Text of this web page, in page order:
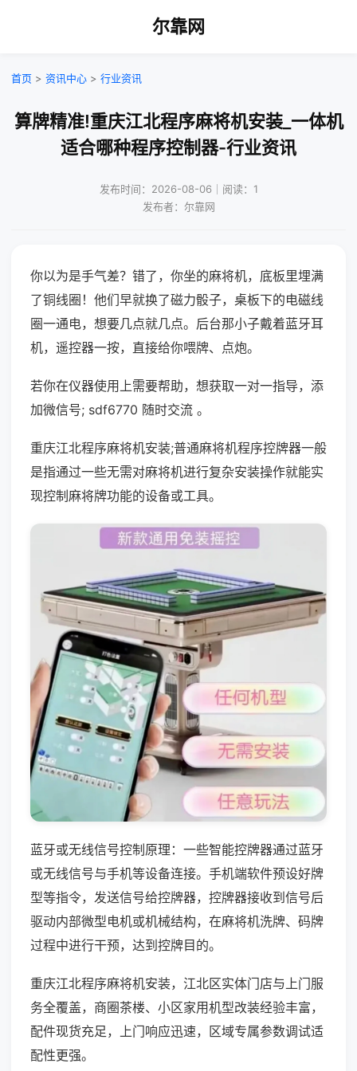
尔靠网
首页 > 资讯中心 > 行业资讯
算牌精准!重庆江北程序麻将机安装_一体机
适合哪种程序控制器-行业资讯
发布时间：2026-08-06｜阅读：1
发布者：尔靠网
你以为是手气差？错了，你坐的麻将机，底板里埋满
了铜线圈！他们早就换了磁力骰子，桌板下的电磁线
圈一通电，想要几点就几点。后台那小子戴着蓝牙耳
机，遥控器一按，直接给你喂牌、点炮。
若你在仪器使用上需要帮助，想获取一对一指导，添
加微信号; sdf6770 随时交流 。
重庆江北程序麻将机安装;普通麻将机程序控牌器一般
是指通过一些无需对麻将机进行复杂安装操作就能实
现控制麻将牌功能的设备或工具。
蓝牙或无线信号控制原理：一些智能控牌器通过蓝牙
或无线信号与手机等设备连接。手机端软件预设好牌
型等指令，发送信号给控牌器，控牌器接收到信号后
驱动内部微型电机或机械结构，在麻将机洗牌、码牌
过程中进行干预，达到控牌目的。
重庆江北程序麻将机安装，江北区实体门店与上门服
务全覆盖，商圈茶楼、小区家用机型改装经验丰富，
配件现货充足，上门响应迅速，区域专属参数调试适
配性更强。